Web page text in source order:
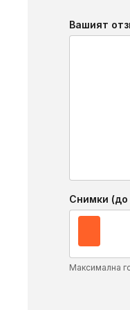
Вашият
Снимки (до
Максимална